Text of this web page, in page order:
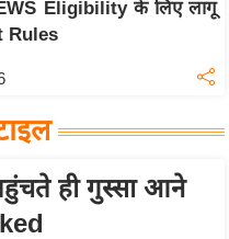
Eligibility के लिए लागू
Rules
ही गुस्सा आने